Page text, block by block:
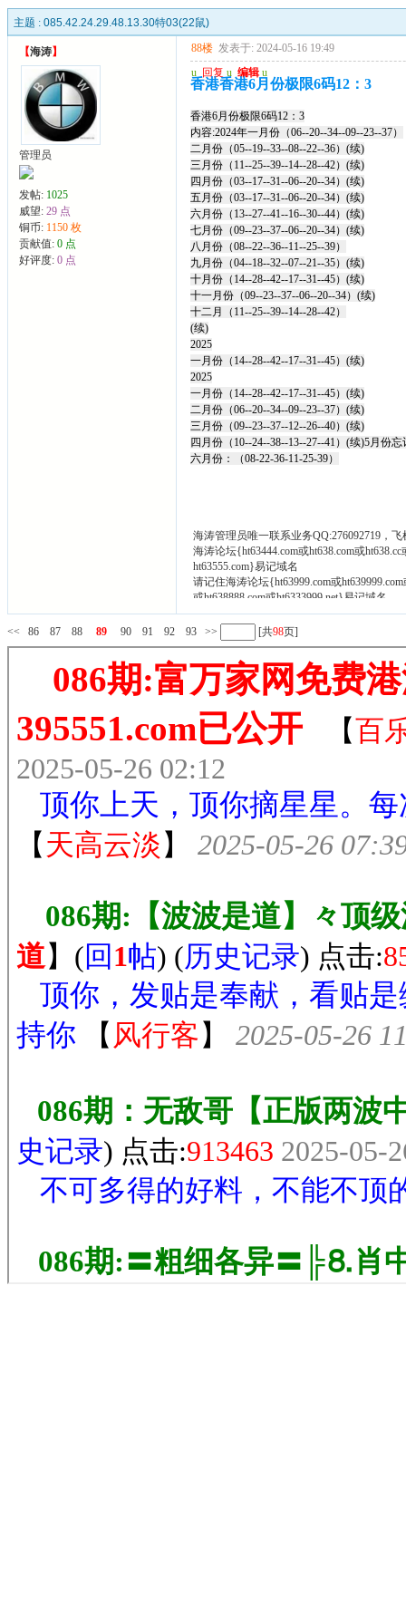
主题 : 085.42.24.29.48.13.30特03(22鼠)
【海涛】
管理员
发帖: 1025
威望: 29 点
铜币: 1150 枚
贡献值: 0 点
好评度: 0 点
88楼 发表于: 2024-05-16 19:49
u 回复 u 编辑 u
香港香港6月份极限6码12：3
香港6月份极限6码12：3
内容:2024年一月份（06--20--34--09--23--37）
二月份（05--19--33--08--22--36）(续)
三月份（11--25--39--14--28--42）(续)
四月份（03--17--31--06--20--34）(续)
五月份（03--17--31--06--20--34）(续)
六月份（13--27--41--16--30--44）(续)
七月份（09--23--37--06--20--34）(续)
八月份（08--22--36--11--25--39）
九月份（04--18--32--07--21--35）(续)
十月份（14--28--42--17--31--45）(续)
十一月份（09--23--37--06--20--34）(续)
十二月（11--25--39--14--28--42）
(续)
2025
一月份（14--28--42--17--31--45）(续)
2025
一月份（14--28--42--17--31--45）(续)
二月份（06--20--34--09--23--37）(续)
三月份（09--23--37--12--26--40）(续)
四月份（10--24--38--13--27--41）(续)5月份
六月份：（08-22-36-11-25-39）
海涛管理员唯一联系业务QQ:276092719，
海涛论坛{ht63444.com或ht638.com或
ht63555.com}易记域名
请记住海涛论坛{ht63999.com或
或ht638888.com或ht6333999.net}易记域名
如有域名打不开请尝试在域名前面加www.
<<
86 87 88 89 90 91 92 93 >> [共98页]